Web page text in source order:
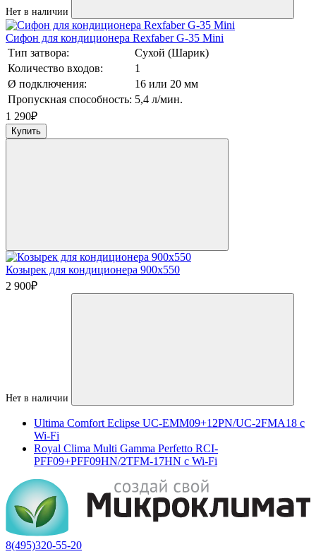
Нет в наличии
Сифон для кондиционера Rexfaber G-35 Mini
Тип затвора:
Сухой (Шарик)
Количество входов:
1
Ø подключения:
16 или 20 мм
Пропускная способность: 5,4 л/мин.
1 290₽
Купить
Козырек для кондиционера 900х550
2 900₽
Нет в наличии
Ultima Comfort Eclipse UC-EMM09+12PN/UC-2FMA18 с
Wi-Fi
Royal Clima Multi Gamma Perfetto RCI-
PFF09+PFF09HN/2TFM-17HN с Wi-Fi
8(495)320-55-20